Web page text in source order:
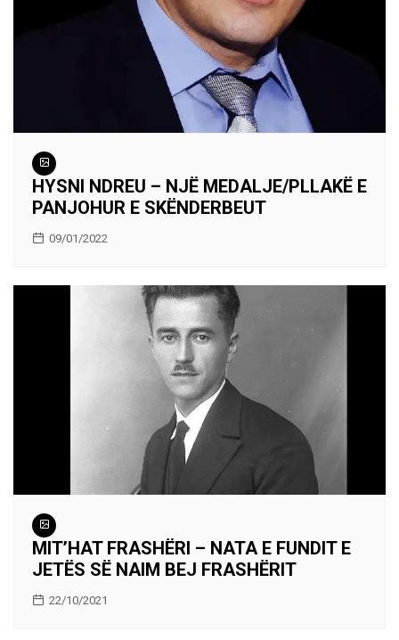
HYSNI NDREU – NJË MEDALJE/PLLAKË E
PANJOHUR E SKËNDERBEUT
09/01/2022
MIT’HAT FRASHËRI – NATA E FUNDIT E
JETËS SË NAIM BEJ FRASHËRIT
22/10/2021